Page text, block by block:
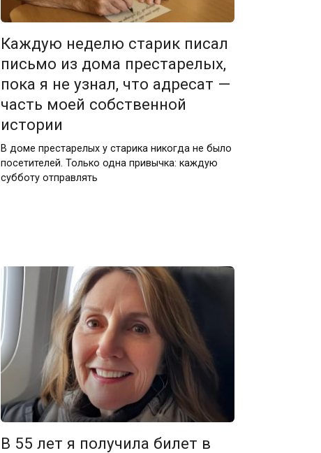
Каждую неделю старик писал
письмо из дома престарелых,
пока я не узнал, что адресат —
часть моей собственной
истории
В доме престарелых у старика никогда не было
посетителей. Только одна привычка: каждую
субботу отправлять
В 55 лет я получила билет в